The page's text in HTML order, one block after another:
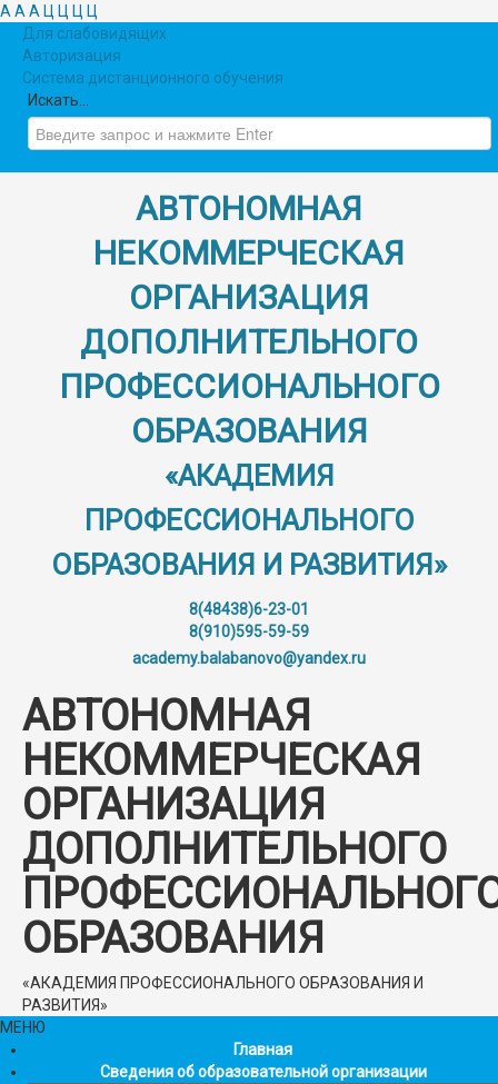
A A A Ц Ц Ц Ц
Для слабовидящих
Авторизация
Система дистанционного обучения
Искать...
АВТОНОМНАЯ
НЕКОММЕРЧЕСКАЯ
ОРГАНИЗАЦИЯ
ДОПОЛНИТЕЛЬНОГО
ПРОФЕССИОНАЛЬНОГО
ОБРАЗОВАНИЯ
«АКАДЕМИЯ
ПРОФЕССИОНАЛЬНОГО
ОБРАЗОВАНИЯ И РАЗВИТИЯ»
8(48438)6-23-01
8(910)595-59-59
academy.balabanovo@yandex.ru
АВТОНОМНАЯ
НЕКОММЕРЧЕСКАЯ
ОРГАНИЗАЦИЯ
ДОПОЛНИТЕЛЬНОГО
ОБРАЗОВАНИЯ
«АКАДЕМИЯ ПРОФЕССИОНАЛЬНОГО ОБРАЗОВАНИЯ И
РАЗВИТИЯ»
МЕНЮ
Главная
Сведения об образовательной организации